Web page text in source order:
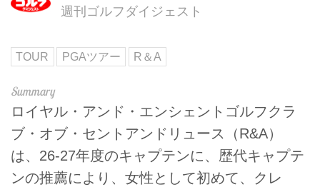
週刊ゴルフダイジェスト
TOUR PGAツアー R＆A
ロイヤル・アンド・エンシェントゴルフクラ
ブ・オブ・セントアンドリュース（R&A）
は、26-27年度のキャプテンに、歴代キャプテ
ンの推薦により、女性として初めて、クレ